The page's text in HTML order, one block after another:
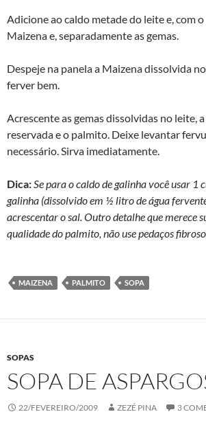
Adicione ao caldo metade do leite e, com
Maizena e, separadamente as gemas.
Despeje na panela a Maizena dissolvida
ferver bem.
Acrescente as gemas dissolvidas no leite,
reservada e o palmito. Deixe levantar
necessário. Sirva imediatamente.
Dica:Se para o caldo de galinha você usar 1
galinha (dissolvido em ½ litro de água
acrescentar o sal. Outro detalhe que merece
qualidade do palmito, não use pedaços
MAIZENA PALMITO SOPA
SOPAS
SOPA DE
22/FEVEREIRO/2009 ZEZÉ PINA 3